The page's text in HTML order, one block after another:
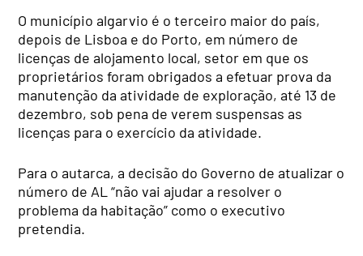
O município algarvio é o terceiro maior do país,
depois de Lisboa e do Porto, em número de
licenças de alojamento local, setor em que os
proprietários foram obrigados a efetuar prova da
manutenção da atividade de exploração, até 13 de
dezembro, sob pena de verem suspensas as
licenças para o exercício da atividade.
Para o autarca, a decisão do Governo de atualizar o
número de AL “não vai ajudar a resolver o
problema da habitação” como o executivo
pretendia.